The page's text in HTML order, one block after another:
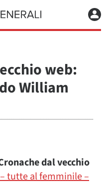
web:
William
dal vecchio
tutte al femminile –